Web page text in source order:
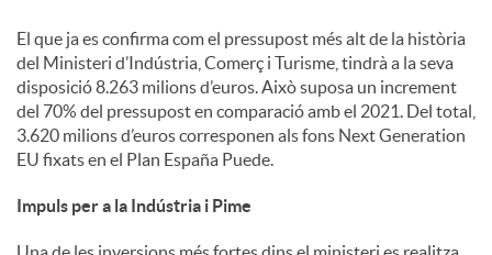
l
s
El que ja es confirma com el pressupost més alt de la història
del Ministeri d’Indústria, Comerç i Turisme, tindrà a la seva
disposició 8.263 milions d’euros. Això suposa un increment
del 70% del pressupost en comparació amb el 2021. Del total,
3.620 milions d’euros corresponen als fons Next Generation
EU fixats en el Plan España Puede.
Impuls per a la Indústria i Pime